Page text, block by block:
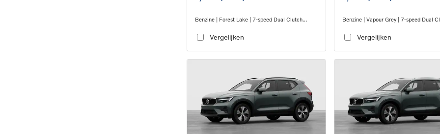
Benzine | Forest Lake | 7-speed Dual Clutch
Vergelijken
Benzine | Vapour Grey | 7-speed Dual
Vergelijken